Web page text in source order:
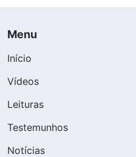
Menu
Início
Vídeos
Leituras
Testemunhos
Notícias